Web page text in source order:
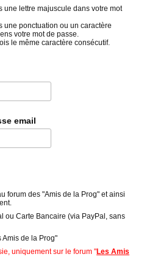
une lettre majuscule dans votre mot
une ponctuation ou un caractère
votre mot de passe.
le même caractère consécutif.
email
forum des "Amis de la Prog" et ainsi
ou Carte Bancaire (via PayPal, sans
Amis de la Prog"
uniquement sur le forum "Les Amis